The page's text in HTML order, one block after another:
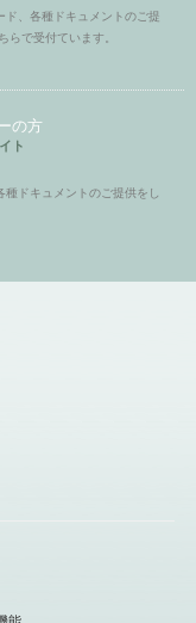
ド、各種ドキュメントのご提
らで受付ています。
の方
ト
ドキュメントのご提供をし